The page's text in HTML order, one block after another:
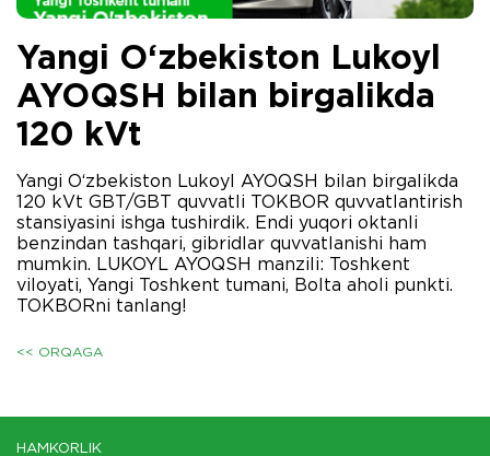
Yangi O‘zbekiston Lukoyl
AYOQSH bilan birgalikda
120 kVt
Yangi O‘zbekiston Lukoyl AYOQSH bilan birgalikda
120 kVt GBT/GBT quvvatli TOKBOR quvvatlantirish
stansiyasini ishga tushirdik. Endi yuqori oktanli
benzindan tashqari, gibridlar quvvatlanishi ham
mumkin. LUKOYL AYOQSH manzili: Toshkent
viloyati, Yangi Toshkent tumani, Bolta aholi punkti.
TOKBORni tanlang!
<< ORQAGA
HAMKORLIK